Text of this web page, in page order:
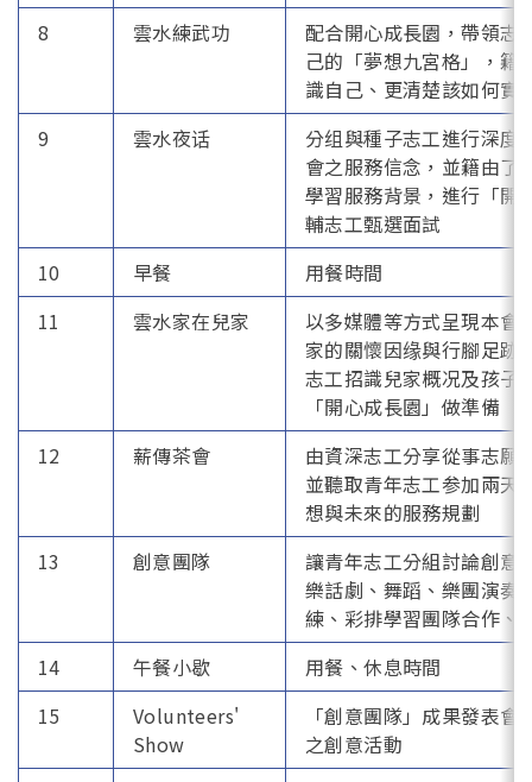
8
雲水練武功
配合開心成長園，帶領志
己的「夢想九宮格」，籍
識自己、更清楚該如何實
9
雲水夜话
分组與種子志工進行深度
會之服務信念，並籍由了
學習服務背景，進行「開
輔志工甄選面試
10
早餐
用餐時間
11
雲水家在兒家
以多媒體等方式呈現本會
家的關懷因缘與行腳足跡
志工招識兒家概况及孩子
「開心成長園」做準備
12
薪傳茶會
由資深志工分享從事志願
並聽取青年志工参加兩天
想與未來的服務規劃
13
創意團隊
讓青年志工分組討論創意
樂話劇、舞蹈、樂團演奏
練、彩排學習團隊合作、
14
午餐小歇
用餐、休息時間
15
Volunteers'
Show
「創意團隊」成果發表會
之創意活動